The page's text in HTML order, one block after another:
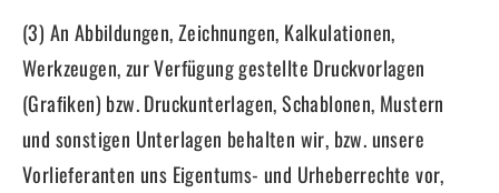
(3) An Abbildungen, Zeichnungen, Kalkulationen,
Werkzeugen, zur Verfügung gestellte Druckvorlagen
(Grafiken) bzw. Druckunterlagen, Schablonen, Mustern
und sonstigen Unterlagen behalten wir, bzw. unsere
Vorlieferanten uns Eigentums- und Urheberrechte vor,